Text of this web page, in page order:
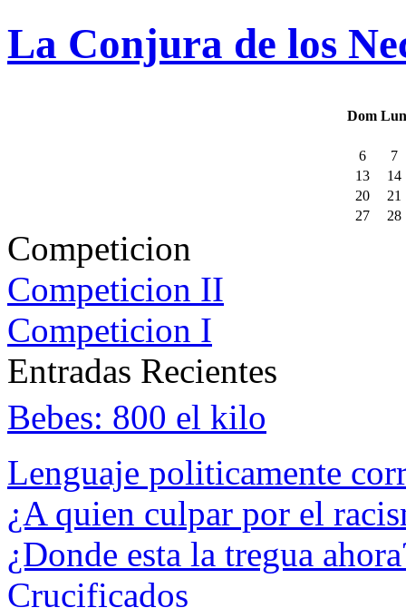
La Conjura de los
Dom Lun
6
7
13
14
20
21
27
28
Competicion
Competicion II
Competicion I
Entradas Recientes
Bebes: 800 el kilo
Lenguaje politicamente
¿A quien culpar por el
¿Donde esta la tregua
Crucificados